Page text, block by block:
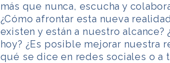
más que nunca, escucha y
¿Cómo afrontar esta nueva
existen y están a nuestro alcance?
hoy? ¿Es posible mejorar nuestra
qué se dice en redes sociales o a